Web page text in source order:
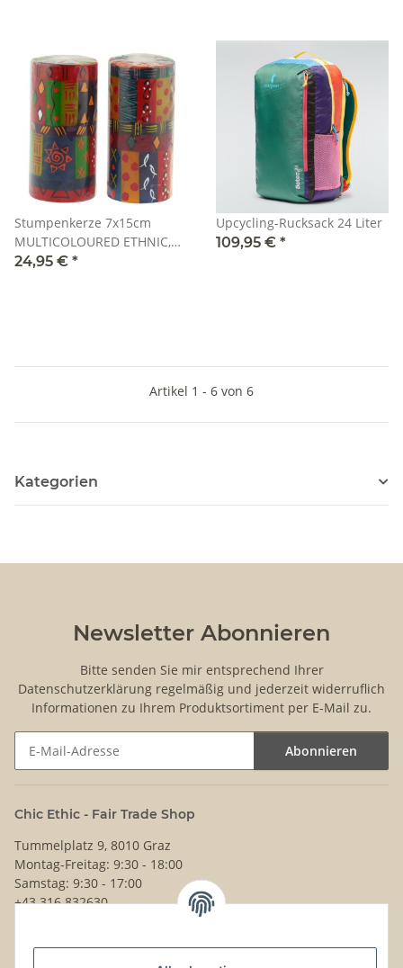
Stumpenkerze 7x15cm
MULTICOLOURED ETHNIC,
Kapula
24,95 € *
Upcycling-Rucksack 24 Liter
109,95 € *
Artikel 1 - 6 von 6
Kategorien
Newsletter Abonnieren
Bitte senden Sie mir entsprechend Ihrer
Datenschutzerklärung regelmäßig und jederzeit widerruflich
Informationen zu Ihrem Produktsortiment per E-Mail zu.
Abonnieren
Chic Ethic - Fair Trade Shop
Tummelplatz 9, 8010 Graz
Montag-Freitag: 9:30 - 18:00
Samstag: 9:30 - 17:00
+43 316 832630